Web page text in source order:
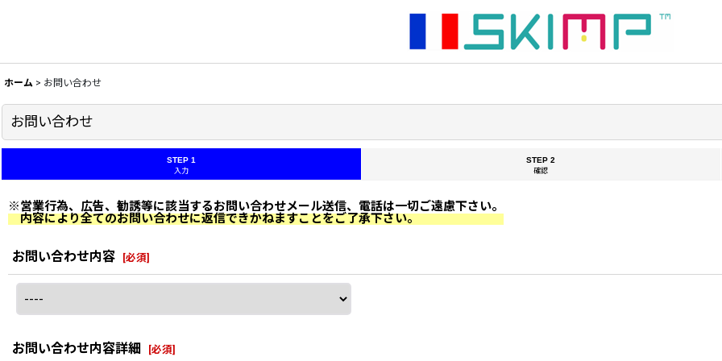
ホーム > お問い合わせ
お問い合わせ
STEP 1
入力
STEP 2
確認
※営業行為、広告、勧誘等に該当するお問い合わせメール送信、電話は一切ご遠慮下さい。
内容により全てのお問い合わせに返信できかねますことをご了承下さい。
お問い合わせ内容 [必須]
お問い合わせ内容詳細 [必須]